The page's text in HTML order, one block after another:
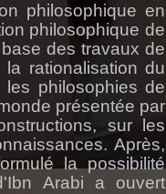
philosophique en
philosophique de
des travaux de
rationalisation du
philosophies de
présentée par
sur les
Après,
la possibilité
Arabi a ouvert